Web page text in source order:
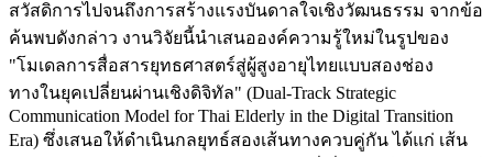
สวัสดิการไปจนถึงการสร้างแรงบันดาลใจเชิงวัฒนธรรม จากข้อ
ค้นพบดังกล่าว งานวิจัยนี้นำเสนอองค์ความรู้ใหม่ในรูปของ
"โมเดลการสื่อสารยุทธศาสตร์สู่ผู้สูงอายุไทยแบบสองช่อง
ทางในยุคเปลี่ยนผ่านเชิงดิจิทัล" (Dual-Track Strategic
Communication Model for Thai Elderly in the Digital Transition
Era) ซึ่งเสนอให้ดำเนินกลยุทธ์สองเส้นทางควบคู่กัน ได้แก่ เส้น